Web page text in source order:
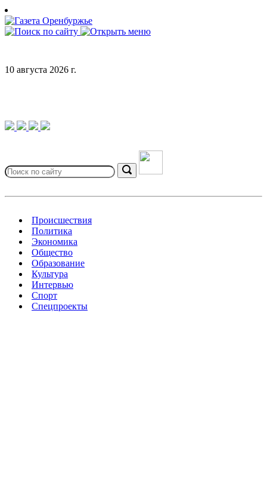
Skip
to
content
10 августа 2026 г.
for:
Search
Происшествия
Политика
Экономика
Общество
Образование
Культура
Интервью
Спорт
Спецпроекты